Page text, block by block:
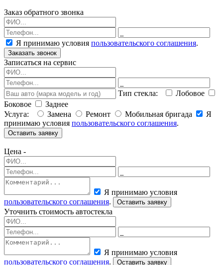
Заказ обратного звонка
Я принимаю условия пользовательского соглашения.
Заказать звонок
Записаться на сервис
Тип стекла:
Лобовое
Боковое
Заднее
Услуга:
Замена Ремонт Мобильная бригада
Я
принимаю условия пользовательского соглашения.
Оставить заявку
Цена -
Я принимаю условия
пользовательского соглашения. Оставить заявку
Уточнить стоимость автостекла
Я принимаю условия
пользовательского соглашения. Оставить заявку